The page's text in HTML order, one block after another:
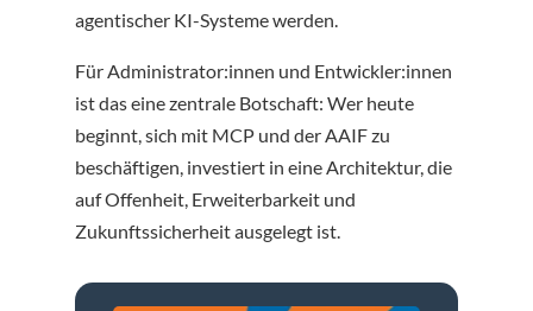
agentischer KI-Systeme werden.
Für Administrator:innen und Entwickler:innen
ist das eine zentrale Botschaft: Wer heute
beginnt, sich mit MCP und der AAIF zu
beschäftigen, investiert in eine Architektur, die
auf Offenheit, Erweiterbarkeit und
Zukunftssicherheit ausgelegt ist.